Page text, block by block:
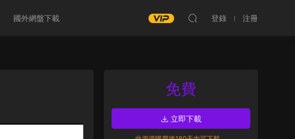
國外網盤下載 登錄 注冊
免費
立即下載